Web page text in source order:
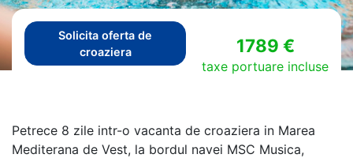
Solicita oferta de
croaziera
1789 €
taxe portuare incluse
Petrece 8 zile intr-o vacanta de croaziera in Marea
Mediterana de Vest, la bordul navei MSC Musica,